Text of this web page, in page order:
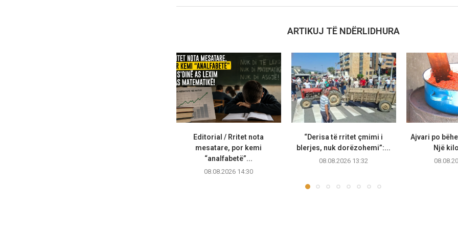
ARTIKUJ TË NDËRLIDHURA
Editorial / Rritet nota
mesatare, por kemi
“analfabetë”...
08.08.2026 14:30
“Derisa të rritet çmimi i
blerjes, nuk dorëzohemi”:...
08.08.2026 13:32
Ajvari po
Një